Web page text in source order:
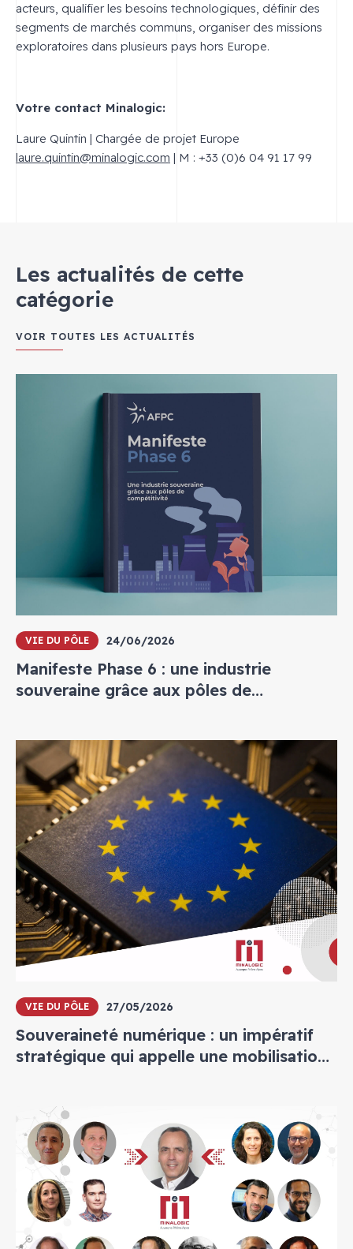
acteurs, qualifier les besoins technologiques, définir des
segments de marchés communs, organiser des missions
exploratoires dans plusieurs pays hors Europe.
Votre contact Minalogic:
Laure Quintin | Chargée de projet Europe
laure.quintin@minalogic.com | M : +33 (0)6 04 91 17 99
Les actualités de cette
catégorie
VOIR TOUTES LES ACTUALITÉS
VIE DU PÔLE 24/06/2026
Manifeste Phase 6 : une industrie
souveraine grâce aux pôles de
VIE DU PÔLE 27/05/2026
Souveraineté numérique : un impératif
stratégique qui appelle une mobilisation